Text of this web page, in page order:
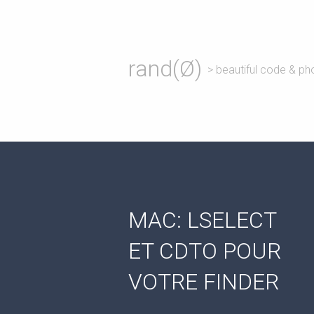
rand(Ø) > beautiful code &
MAC: LSELECT
ET CDTO POUR
VOTRE FINDER